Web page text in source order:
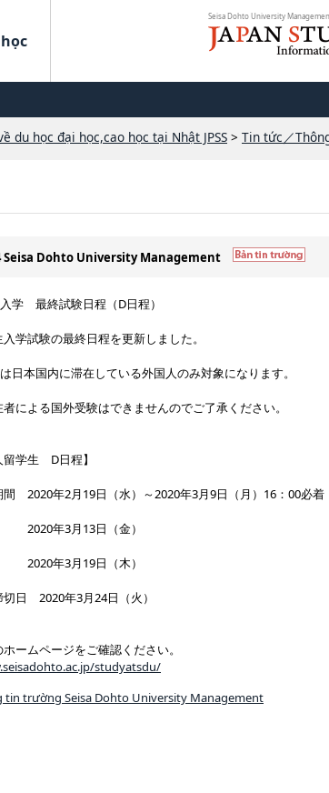
du học đại học,cao học tại Nhật JPSS > Tin tức／
Seisa Dohto University Management
学 最終試験日程（D日程）
学試験の最終日程を更新しました。
日本国内に滞在している外国人のみ対象になります。
による国外受験はできませんのでご了承ください。
留学生 D日程】
間 2020年2月19日（水）～2020年3月9日（月）16：00必着
年3月13日（金）
2020年3月19日（木）
切日 2020年3月24日（火）
ームページをご確認ください。
studyatsdu/
tin trường Seisa Dohto University Management